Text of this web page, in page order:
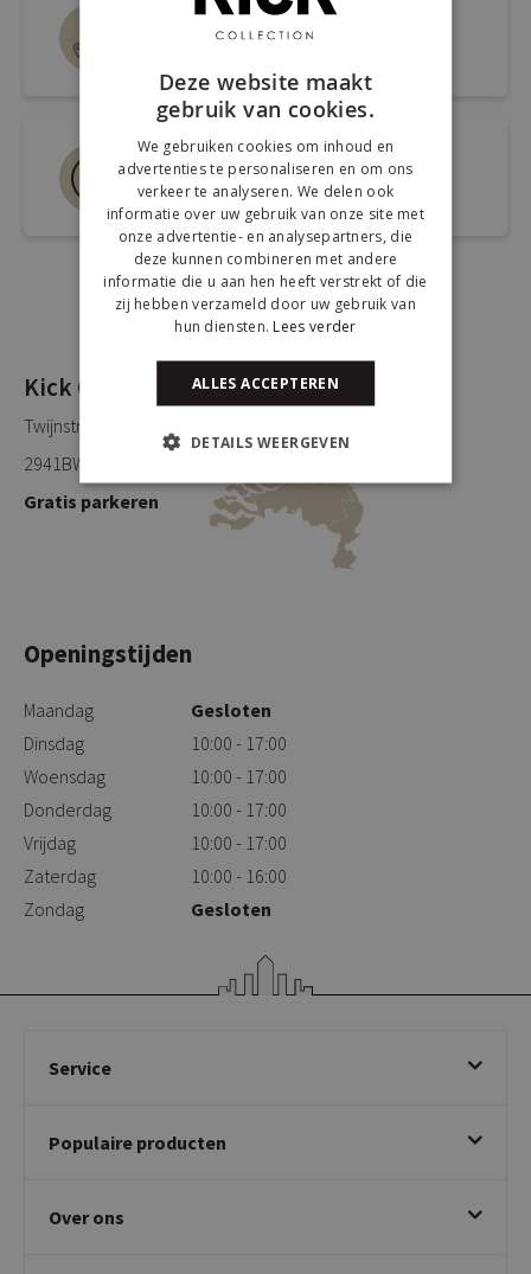
Route naar de winkel
Bel ons 0180-660999
Spreek een medewerker
Kick Collection
Twijnstraweg 2
2941BW Lekkerkerk
Gratis parkeren
Openingstijden
Maandag
Gesloten
Dinsdag
10:00 - 17:00
Woensdag
10:00 - 17:00
Donderdag
10:00 - 17:00
Vrijdag
10:00 - 17:00
Zaterdag
10:00 - 16:00
Zondag
Gesloten
Service
Betalen & annuleren
Klachtafhandeling
Populaire producten
Draaibare eetkamerstoelen
Over ons
Deze website maakt
gebruik van cookies.
We gebruiken cookies om inhoud en
advertenties te personaliseren en om ons
verkeer te analyseren. We delen ook
informatie over uw gebruik van onze site met
onze advertentie- en analysepartners, die
deze kunnen combineren met andere
informatie die u aan hen heeft verstrekt of die
zij hebben verzameld door uw gebruik van
hun diensten. Lees verder
ALLES ACCEPTEREN
DETAILS WEERGEVEN